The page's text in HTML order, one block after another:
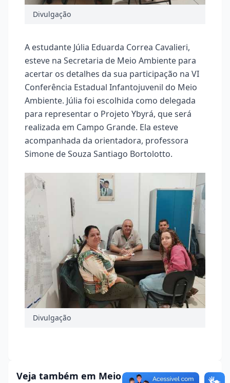
Divulgação
A estudante Júlia Eduarda Correa Cavalieri,
esteve na Secretaria de Meio Ambiente para
acertar os detalhes da sua participação na VI
Conferência Estadual Infantojuvenil do Meio
Ambiente. Júlia foi escolhida como delegada
para representar o Projeto Ybyrá, que será
realizada em Campo Grande. Ela esteve
acompanhada da orientadora, professora
Simone de Souza Santiago Bortolotto.
Divulgação
Veja também em Meio Ambiente